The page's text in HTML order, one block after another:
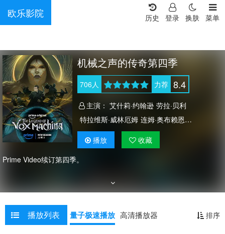
欧乐影院 菜单
换肤
登录
历史
机械之声的传奇第四季
706人 力荐 8.4
主演： 艾什莉·约翰逊 劳拉·贝利
特拉维斯·威林厄姆 连姆·奥布赖恩
萨姆·里格尔
玛丽莎·蕾 马修·默瑟
播放
收藏
Prime Video续订第四季。
播放列表 排序
量子极速播放 高清播放器